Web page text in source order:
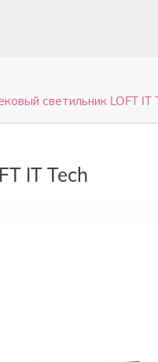
светильник LOFT IT
IT Tech